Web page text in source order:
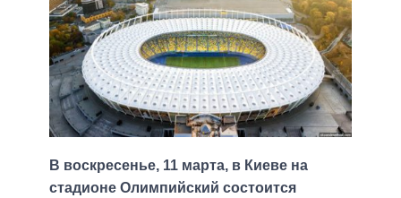
В воскресенье, 11 марта, в Киеве на
стадионе Олимпийский состоится